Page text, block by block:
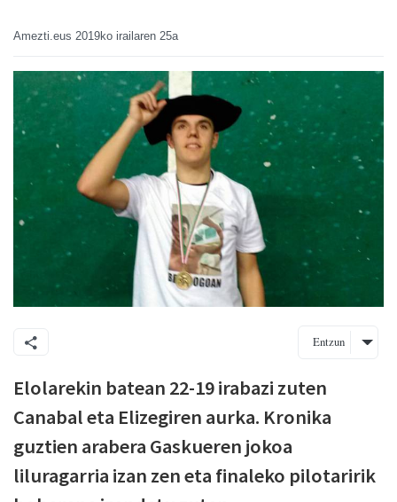
Amezti.eus 2019ko irailaren 25a
Entzun
Elolarekin batean 22-19 irabazi zuten
Canabal eta Elizegiren aurka. Kronika
guztien arabera Gaskueren jokoa
liluragarria izan zen eta finaleko pilotaririk